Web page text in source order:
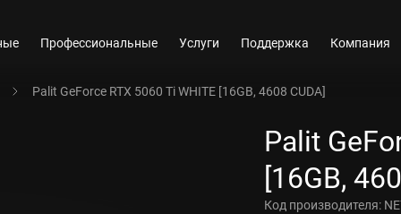
Профессиональные Услуги Поддержка Компания
Palit GeForce RTX 5060 Ti WHITE [16GB, 4608 CUDA]
Palit
[16GB,
Код производителя: